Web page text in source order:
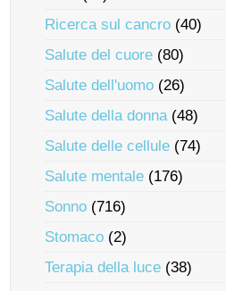
Ricerca sul cancro (40)
Salute del cuore (80)
Salute dell'uomo (26)
Salute della donna(48)
Salute delle cellule (74)
Salute mentale (176)
Sonno (716)
Stomaco (2)
Terapia della luce (38)